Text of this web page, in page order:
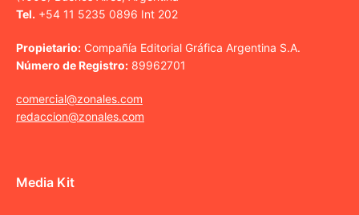
Tel. +54 11 5235 0896 Int 202
Propietario: Compañía Editorial Gráfica Argentina S.A.
Número de Registro: 89962701
comercial@zonales.com
redaccion@zonales.com
Media Kit